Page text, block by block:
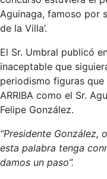
Aguinaga, famoso por
de la Villa’.
El Sr. Umbral publicó
inaceptable que
periodismo figuras
ARRIBA como el Sr.
Felipe González.
“Presidente González,
esta palabra tenga
damos un paso”.